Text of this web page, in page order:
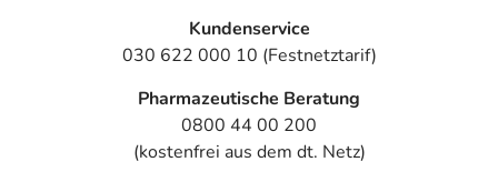
Kundenservice
030 622 000 10 (Festnetztarif)
Pharmazeutische Beratung
0800 44 00 200
(kostenfrei aus dem dt. Netz)